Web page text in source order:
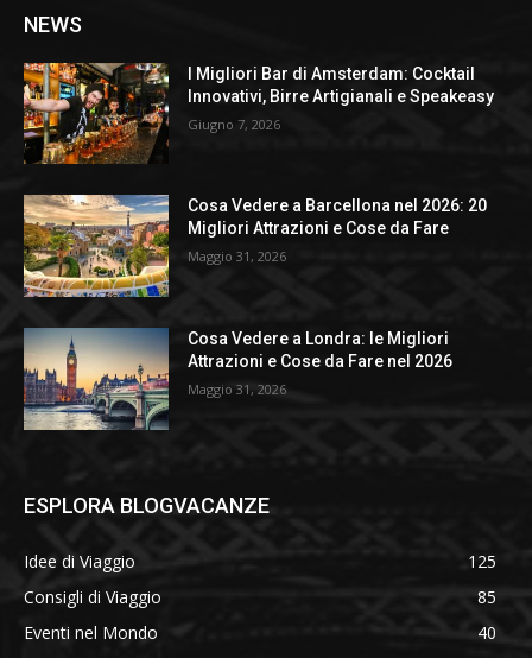
NEWS
I Migliori Bar di Amsterdam: Cocktail
Innovativi, Birre Artigianali e Speakeasy
Giugno 7, 2026
Cosa Vedere a Barcellona nel 2026: 20
Migliori Attrazioni e Cose da Fare
Maggio 31, 2026
Cosa Vedere a Londra: le Migliori
Attrazioni e Cose da Fare nel 2026
Maggio 31, 2026
ESPLORA BLOGVACANZE
Idee di Viaggio
125
Consigli di Viaggio
85
Eventi nel Mondo
40